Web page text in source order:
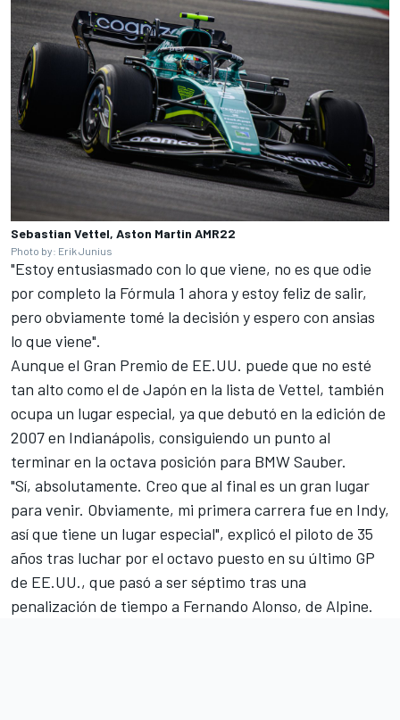
Sebastian Vettel, Aston Martin AMR22
Photo by: Erik Junius
"Estoy entusiasmado con lo que viene, no es que odie
por completo la Fórmula 1 ahora y estoy feliz de salir,
pero obviamente tomé la decisión y espero con ansias
lo que viene".
Aunque el Gran Premio de EE.UU. puede que no esté
tan alto como el de Japón en la lista de Vettel, también
ocupa un lugar especial, ya que debutó en la edición de
2007 en Indianápolis, consiguiendo un punto al
terminar en la octava posición para BMW Sauber.
"Sí, absolutamente. Creo que al final es un gran lugar
para venir. Obviamente, mi primera carrera fue en Indy,
así que tiene un lugar especial", explicó el piloto de 35
años tras luchar por el octavo puesto en su último GP
de EE.UU., que pasó a ser séptimo tras una
penalización de tiempo a Fernando Alonso, de Alpine.